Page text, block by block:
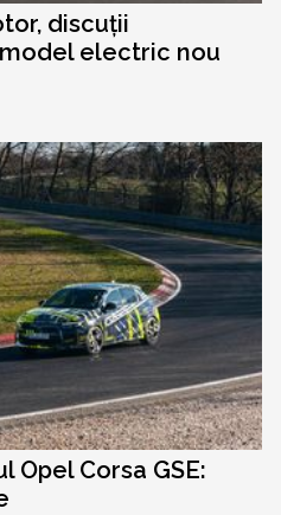
discuții
electric nou
Opel Corsa GSE: